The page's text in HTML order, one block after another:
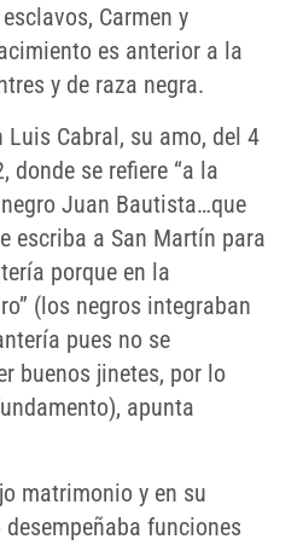
Carmen y
es anterior a la
y de raza negra.
Luis Cabral, su amo, del 4
donde se refiere “a la
Juan Bautista…que
escriba a San Martín para
porque en la
(los negros integraban
pues no se
buenos jinetes, por lo
apunta
matrimonio y en su
funciones